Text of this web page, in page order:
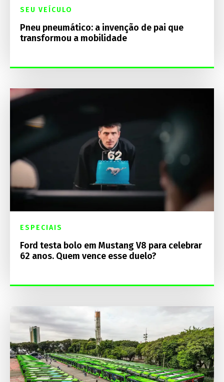
SEU VEÍCULO
Pneu pneumático: a invenção de pai que
transformou a mobilidade
ESPECIAIS
Ford testa bolo em Mustang V8 para celebrar
62 anos. Quem vence esse duelo?